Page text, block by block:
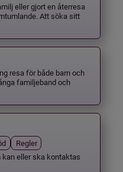
eller gjort en återresa
Att söka sitt
resa för både barn och
familjeband och
Regler
eller ska kontaktas